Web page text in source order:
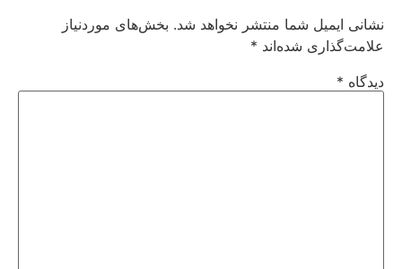
نشانی ایمیل شما منتشر نخواهد شد. بخش‌های موردنیاز
علامت‌گذاری شده‌اند *
دیدگاه *